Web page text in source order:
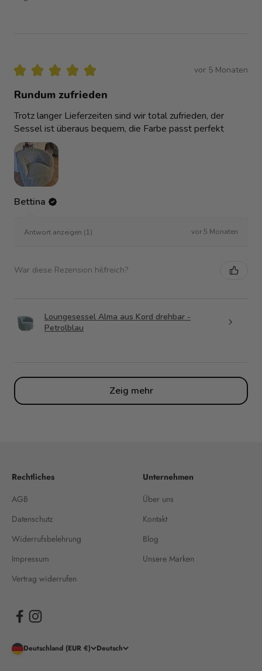
★ ★ ★ ★ ★ vor 5 Monaten
Rundum zufrieden
Trotz langer Lieferzeiten sind wir total zufrieden, der
Sessel ist überaus bequem, die Farbe passt perfekt
Bettina
Antwort anzeigen (1) vor 5 Monaten
War diese Rezension hilfreich?
Loungesessel Alma aus Kord drehbar -
Petrolblau
Zeig mehr
Rechtliches
AGB
Datenschutz
Widerrufsbelehrung
Impressum
Vertrag widerrufen
Unternehmen
Über uns
Kontakt
Blog
Unsere Marken
Deutschland (EUR €) Deutsch